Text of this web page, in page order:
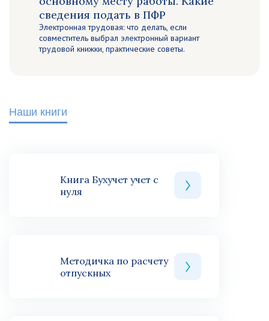
сведения подать в ПФР
Электронная трудовая: что делать, если
совместитель выбрал электронный вариант
трудовой книжки, практические советы.
Наши книги
Книга Бухучет учет с
нуля
Методичка по расчету
отпускных